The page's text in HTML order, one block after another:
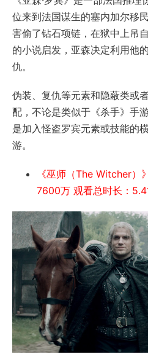
位来到法国谋生的塞内加尔移
害偷了钻石项链，在狱中上吊
的小说启发，亚森决定利用他
仇。
伪装、复仇等元素和隐蔽类或
配，不论是类似于《杀手》手
是加入怪盗罗宾元素或技能的
游。
《巫师（The Witcher）
7600万 观看总时长：